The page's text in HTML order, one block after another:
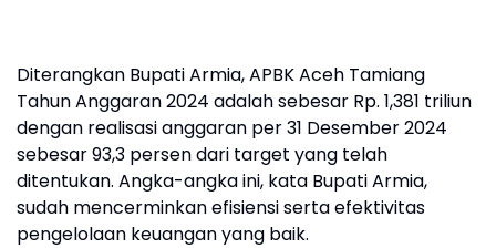
Diterangkan Bupati Armia, APBK Aceh Tamiang
Tahun Anggaran 2024 adalah sebesar Rp. 1,381 triliun
dengan realisasi anggaran per 31 Desember 2024
sebesar 93,3 persen dari target yang telah
ditentukan. Angka-angka ini, kata Bupati Armia,
sudah mencerminkan efisiensi serta efektivitas
pengelolaan keuangan yang baik.